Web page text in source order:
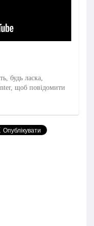
будь ласка,
щоб повідомити